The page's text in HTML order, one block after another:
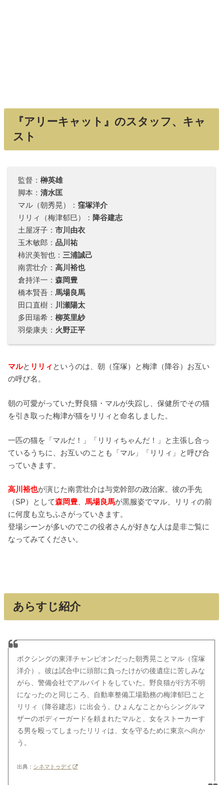
『アリーキャット』のスタッフ、キャ
スト
監督：榊英雄
脚本：清水匡
マル（朝秀晃）：窪塚洋介
リリィ（梅津郁巳）： 降谷建志
土屋冴子：市川由衣
玉木敏郎：品川祐
柿沢美智也：三浦誠己
南雲壮介：高川裕也
倉持洋一：森岡豊
橋本賢吾：馬場良馬
田口直樹： 川瀬陽太
多田瑞希：柳英里紗
羽柴康夫： 火野正平
マルと リリィ というのは、朝（窪塚）と梅津（降谷）お互い
の呼び名。
朝の可愛がっていた野良猫・マルが失踪し、保健所でその猫
を引き取った梅津が猫をリリィと命名しました。
一匹の猫を「マルだ！」「リリィちゃんだ！」と主張し合っ
ているうちに、お互いのことも「マル」「リリィ」と呼び合
っていきます。
高川裕也が演じた南雲壮介は与党幹部の政治家。彼の手先
（SP）として森岡豊、馬場良馬が黒服姿でマル、リリィの前
に何度も立ちふさがっていきます。
登場シーンが多いのでこの役者さんが好きな人は是非ご覧に
なってみてください。
あらすじ紹介
ボクシングの東洋チャンピオンだった朝秀晃ことマル（窪塚
洋介）。彼は試合中に頭部に負ったけがの後遺症に苦しみな
がら、警備会社でアルバイトをしていた。野良猫が行方不明
になったのと同じころ、自動車整備工場勤務の梅津郁巳こと
リリィ（降谷建志）に出会う。ひょんなことからシングルマ
ザーのボディーガードを頼まれたマルと、女をストーカーす
る男を殴ってしまったリリィは、女を守るために東京へ向か
う。
出典： シネマトゥデイ